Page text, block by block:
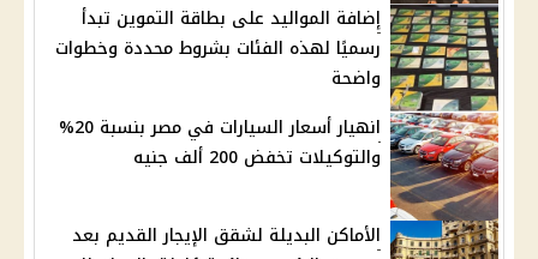
إضافة المواليد على بطاقة التموين تبدأ
رسميًا لهذه الفئات بشروط محددة وخطوات
واضحة
انهيار أسعار السيارات في مصر بنسبة 20%
والتوكيلات تخفض 200 ألف جنيه
الأماكن البديلة لشقق الإيجار القديم بعد